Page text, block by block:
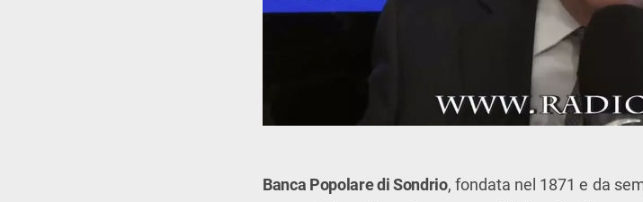
Banca Popolare di Sondrio, fondata nel 1871 e da